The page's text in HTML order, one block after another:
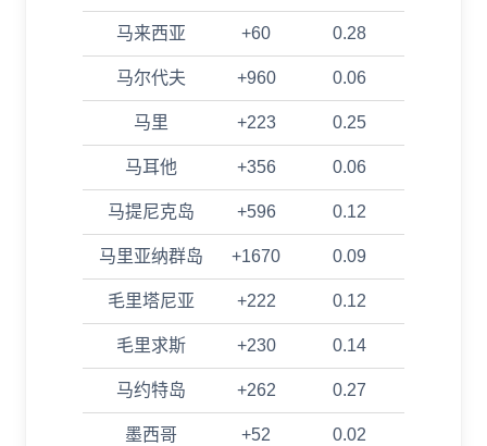
马来西亚 +60 0.28
马尔代夫 +960 0.06
马里 +223 0.25
马耳他 +356 0.06
马提尼克岛 +596 0.12
马里亚纳群岛 +1670 0.09
毛里塔尼亚 +222 0.12
毛里求斯 +230 0.14
马约特岛 +262 0.27
墨西哥 +52 0.02